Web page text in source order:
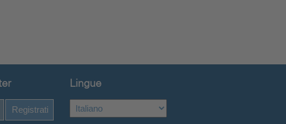
Registrati
Lingue